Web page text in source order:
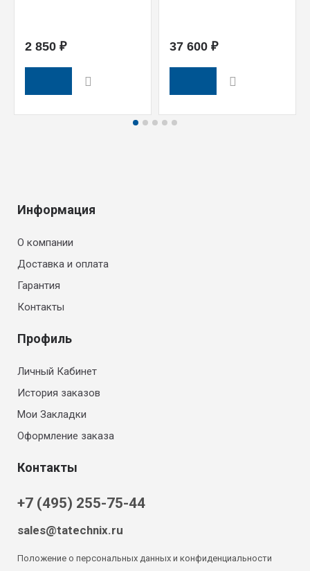
2 850 ₽ 37 600 ₽
Информация
О компании
Доставка и оплата
Гарантия
Контакты
Профиль
Личный Кабинет
История заказов
Мои Закладки
Оформление заказа
Контакты
+7 (495) 255-75-44
sales@tatechnix.ru
Положение о персональных данных и конфиденциальности